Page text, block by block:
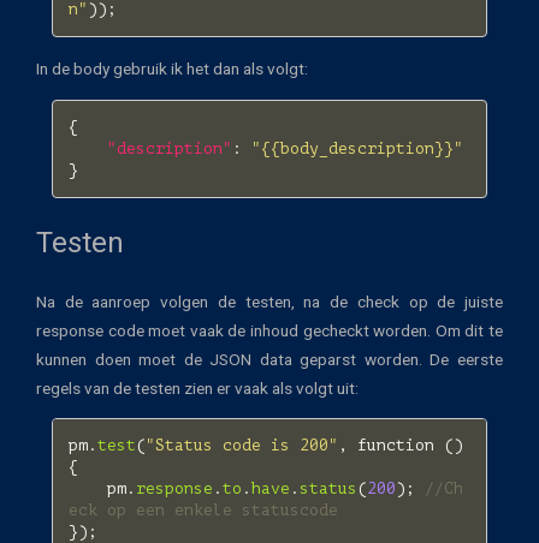
n" ));
In de body gebruik ik het dan als volgt:
{
"description" :
"{{body_description}}"
}
Testen
Na de aanroep volgen de testen, na de check op de juiste
response code moet vaak de inhoud gecheckt worden. Om dit te
kunnen doen moet de JSON data geparst worden. De eerste
regels van de testen zien er vaak als volgt uit:
pm . test ( "Status code is 200" , function
()
{
pm . response . to . have . status (200);
//Ch
eck op een enkele statuscode
});